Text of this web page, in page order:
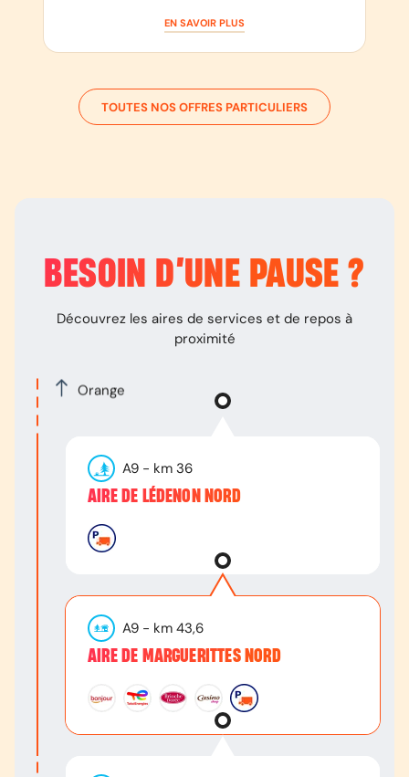
EN SAVOIR PLUS
TOUTES NOS OFFRES PARTICULIERS
BESOIN D’UNE PAUSE ?
Découvrez les aires de services et de repos à
proximité
Orange
A9 - km 36
AIRE DE LÉDENON NORD
A9 - km 43,6
AIRE DE MARGUERITTES NORD